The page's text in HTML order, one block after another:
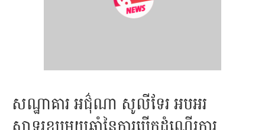
សណ្ឋាគារ អជ៌ុណា សូលីទែរ អបអរ